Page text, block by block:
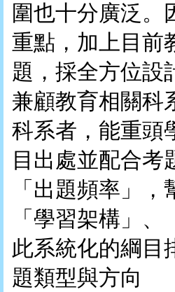
圍也十分廣泛。
重點，加上目前
題，採全方位設
兼顧教育相關科
科系者，能重頭
目出處並配合考
「出題頻率」
「學習架構」
此系統化的綱目
題類型與方向